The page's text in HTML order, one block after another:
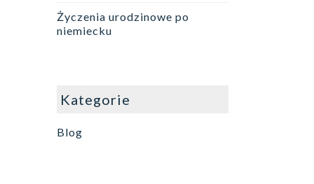
Życzenia urodzinowe po
niemiecku
Kategorie
Blog